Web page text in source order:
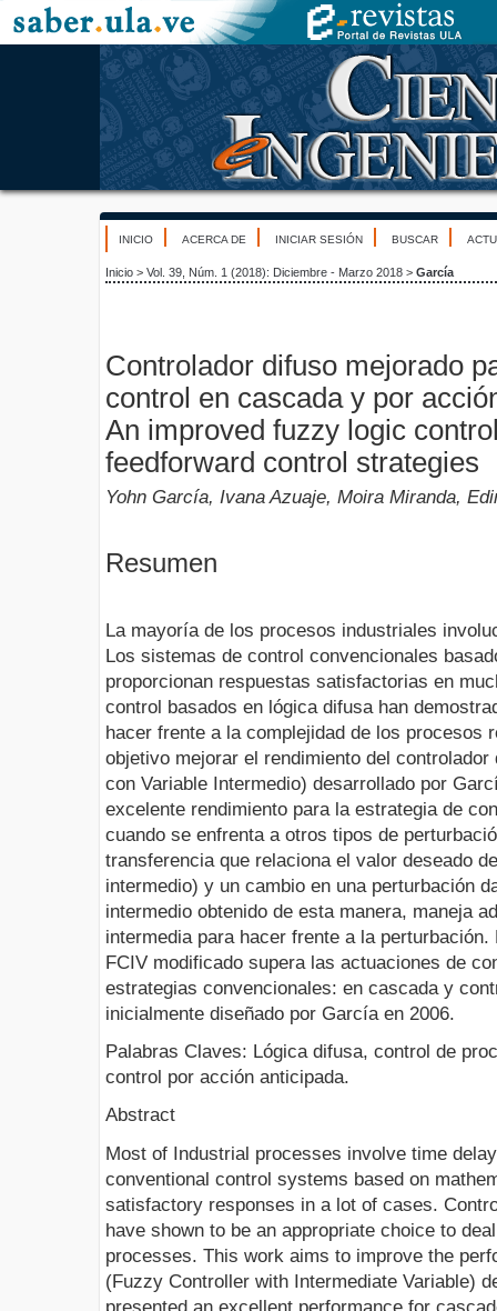
INICIO ACERCA DE INICIAR SESIÓN BUSCAR
Inicio > Vol. 39, Núm. 1 (2018): Diciembre - Marzo 2018 > García
Controlador difuso mejorado
control en cascada y por
An improved fuzzy logic
feedforward control strategies
Yohn García, Ivana Azuaje, Moira Miranda,
Resumen
La mayoría de los procesos industriales
Los sistemas de control convencionales
proporcionan respuestas satisfactorias en
control basados en lógica difusa han
hacer frente a la complejidad de los procesos
objetivo mejorar el rendimiento del
con Variable Intermedio) desarrollado por
excelente rendimiento para la estrategia de
cuando se enfrenta a otros tipos de
transferencia que relaciona el valor deseado
intermedio) y un cambio en una perturbación
intermedio obtenido de esta manera, maneja
intermedia para hacer frente a la
FCIV modificado supera las actuaciones de
estrategias convencionales: en cascada y
inicialmente diseñado por García en 2006.
Palabras Claves: Lógica difusa, control de
control por acción anticipada.
Abstract
Most of Industrial processes involve time
conventional control systems based on
satisfactory responses in a lot of cases.
have shown to be an appropriate choice to
processes. This work aims to improve the
(Fuzzy Controller with Intermediate Variable)
presented an excellent performance for